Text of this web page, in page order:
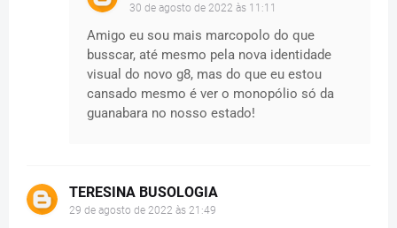
30 de agosto de 2022 às 11:11
Amigo eu sou mais marcopolo do que
busscar, até mesmo pela nova identidade
visual do novo g8, mas do que eu estou
cansado mesmo é ver o monopólio só da
guanabara no nosso estado!
TERESINA BUSOLOGIA
29 de agosto de 2022 às 21:49